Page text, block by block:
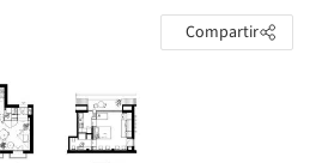
Compartir